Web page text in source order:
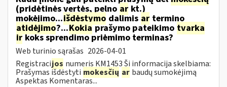
(pridėtinės vertės, pelno ar kt.)
mokėjimo...išdėstymo dalimis ar termino
atidėjimo?...Kokiaprašymo pateikimo tvarka
irkoks sprendimo priėmimo terminas?
Web turinio sąrašas 2026-04-01
Registracijos numeris KM1453 Ši informacija skelbiama:
Prašymas išdėstyti mokesčių ar baudų sumokėjimą
Aspektas Komentaras...